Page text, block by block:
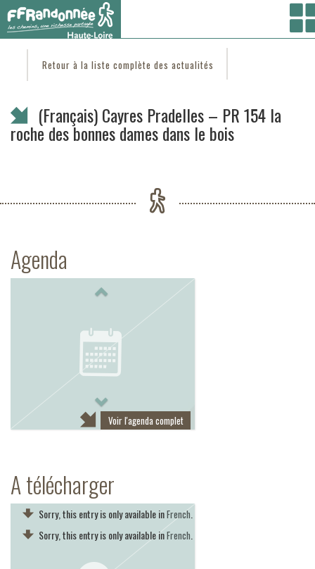
Vous êtes ici :Accueil/C'est d'actu
/ (Français) Cayres Pradelles – PR 154 la roche des
bonnes dames dans le bois
Retour à la liste complète des actualités
(Français) Cayres Pradelles – PR 154 la
roche des bonnes dames dans le bois
Agenda
Voir l'agenda complet
A télécharger
Sorry, this entry is only available inFrench
Sorry, this entry is only available inFrench